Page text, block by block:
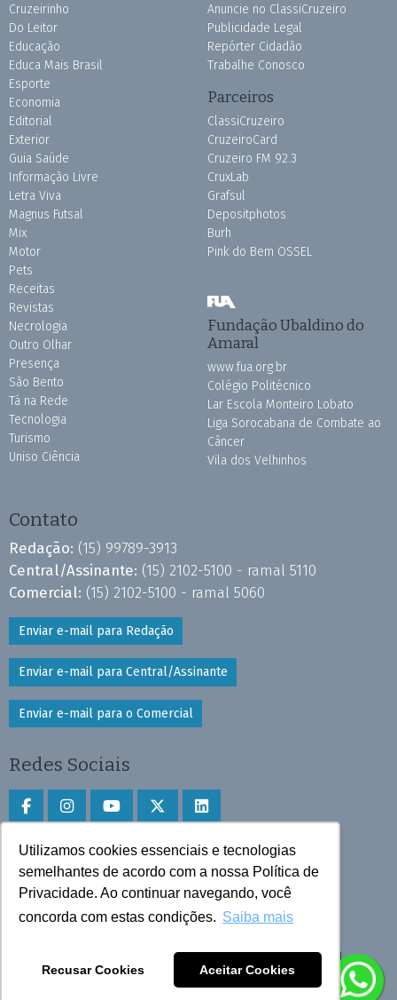
Utilizamos cookies essenciais e tecnologias
semelhantes de acordo com a nossa Política de
Privacidade. Ao continuar navegando, você
concorda com estas condições. Saiba mais
Recusar Cookies Aceitar Cookies
Cruzeirinho
Do Leitor
Educação
Educa Mais Brasil
Esporte
Economia
Editorial
Exterior
Guia Saúde
Informação Livre
Letra Viva
Magnus Futsal
Mix
Motor
Pets
Receitas
Revistas
Necrologia
Outro Olhar
Presença
São Bento
Tá na Rede
Tecnologia
Turismo
Uniso Ciência
Anuncie no ClassiCruzeiro
Publicidade Legal
Repórter Cidadão
Trabalhe Conosco
Parceiros
ClassiCruzeiro
CruzeiroCard
Cruzeiro FM 92.3
CruxLab
Grafsul
Depositphotos
Burh
Pink do Bem OSSEL
Fundação Ubaldino do
Amaral
www.fua.org.br
Colégio Politécnico
Lar Escola Monteiro Lobato
Liga Sorocabana de Combate ao
Câncer
Vila dos Velhinhos
Contato
Redação: (15) 99789-3913
Central/Assinante: (15) 2102-5100 - ramal 5110
Comercial: (15) 2102-5100 - ramal 5060
Enviar e-mail para Redação
Enviar e-mail para Central/Assinante
Enviar e-mail para o Comercial
Redes Sociais
Faça download do aplicativo
Play Store e App Store
Todos os direitos reservados © 2025 Cruzeiro do Sul